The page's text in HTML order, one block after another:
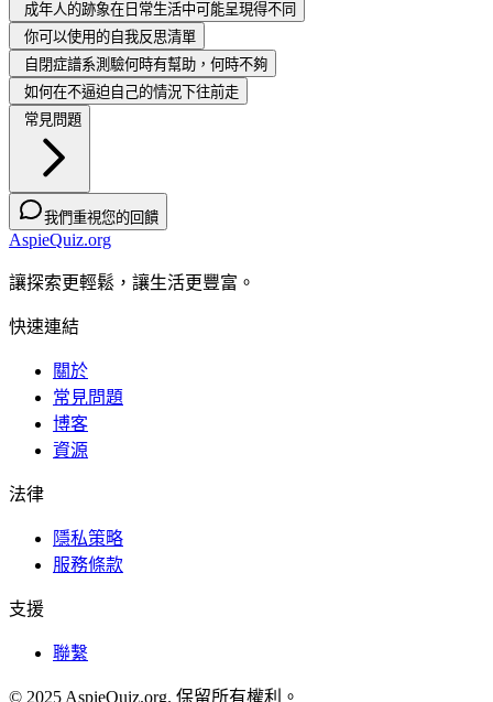
成年人的跡象在日常生活中可能呈現得不同
你可以使用的自我反思清單
自閉症譜系測驗何時有幫助，何時不夠
如何在不逼迫自己的情況下往前走
常見問題
我們重視您的回饋
AspieQuiz.org
讓探索更輕鬆，讓生活更豐富。
快速連結
關於
常見問題
博客
資源
法律
隱私策略
服務條款
支援
聯繫
© 2025 AspieQuiz.org. 保留所有權利。